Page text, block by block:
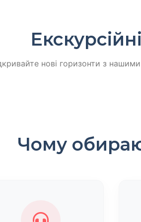
Екскурсійні
нові горизонти з
Чому